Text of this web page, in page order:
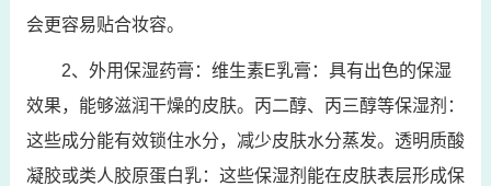
会更容易贴合妆容。
2、外用保湿药膏：维生素E乳膏：具有出色的保湿
效果，能够滋润干燥的皮肤。丙二醇、丙三醇等保湿剂：
这些成分能有效锁住水分，减少皮肤水分蒸发。透明质酸
凝胶或类人胶原蛋白乳：这些保湿剂能在皮肤表层形成保